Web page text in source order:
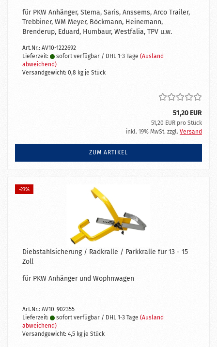
für PKW Anhänger, Stema, Saris, Anssems, Arco Trailer,
Trebbiner, WM Meyer, Böckmann, Heinemann,
Brenderup, Eduard, Humbaur, Westfalia, TPV u.w.
Art.Nr.: AV10-1222692
Lieferzeit:
sofort verfügbar / DHL 1-3 Tage (Ausland
abweichend)
Versandgewicht: 0,8 kg je Stück
51,20 EUR
51,20 EUR pro Stück
inkl. 19% MwSt. zzgl. Versand
ZUM ARTIKEL
-23%
Diebstahlsicherung / Radkralle / Parkkralle für 13 - 15
Zoll
für PKW Anhänger und Wophnwagen
Art.Nr.: AV10-902355
Lieferzeit:
sofort verfügbar / DHL 1-3 Tage (Ausland
abweichend)
Versandgewicht: 4,5 kg je Stück